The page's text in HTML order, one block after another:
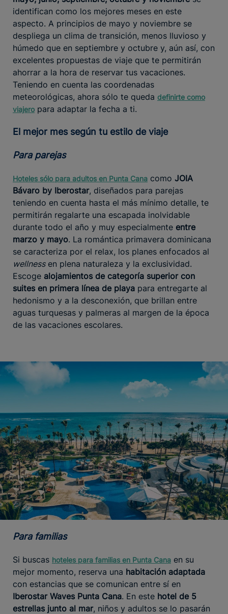
identifican como los mejores meses en este
aspecto. A principios de mayo y noviembre se
despliega un clima de transición, menos lluvioso y
húmedo que en septiembre y octubre y, aún así, con
excelentes propuestas de viaje que te permitirán
ahorrar a la hora de reservar tus vacaciones.
Teniendo en cuenta las coordenadas
meteorológicas, ahora sólo te queda definirte como
viajero para adaptar la fecha a ti.
El mejor mes según tu estilo de viaje
Para parejas
Hoteles sólo para adultos en Punta Cana como JOIA
Bávaro by Iberostar, diseñados para parejas
teniendo en cuenta hasta el más mínimo detalle, te
permitirán regalarte una escapada inolvidable
durante todo el año y muy especialmente entre
marzo y mayo. La romántica primavera dominicana
se caracteriza por el relax, los planes enfocados al
wellnessen plena naturaleza y la exclusividad.
Escoge alojamientos de categoría superior con
suites en primera línea de playa para entregarte al
hedonismo y a la desconexión, que brillan entre
aguas turquesas y palmeras al margen de la época
de las vacaciones escolares.
Para familias
Si buscas hoteles para familias en Punta Cana en su
mejor momento, reserva una habitación adaptada
con estancias que se comunican entre sí en
Iberostar Waves Punta Cana. En este hotel de 5
estrellas junto al mar, niños y adultos se lo pasarán